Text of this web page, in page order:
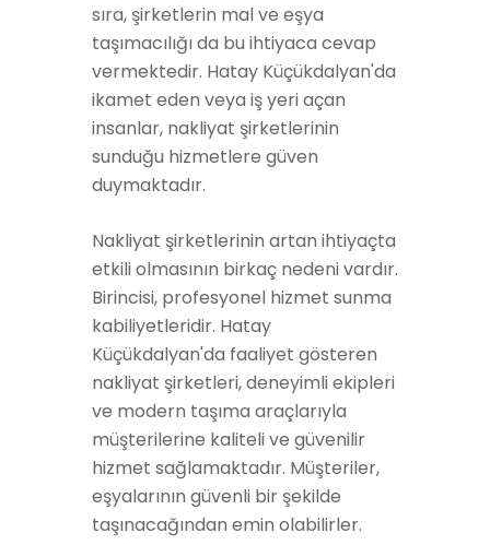
sıra, şirketlerin mal ve eşya
taşımacılığı da bu ihtiyaca cevap
vermektedir. Hatay Küçükdalyan'da
ikamet eden veya iş yeri açan
insanlar, nakliyat şirketlerinin
sunduğu hizmetlere güven
duymaktadır.
Nakliyat şirketlerinin artan ihtiyaçta
etkili olmasının birkaç nedeni vardır.
Birincisi, profesyonel hizmet sunma
kabiliyetleridir. Hatay
Küçükdalyan'da faaliyet gösteren
nakliyat şirketleri, deneyimli ekipleri
ve modern taşıma araçlarıyla
müşterilerine kaliteli ve güvenilir
hizmet sağlamaktadır. Müşteriler,
eşyalarının güvenli bir şekilde
taşınacağından emin olabilirler.